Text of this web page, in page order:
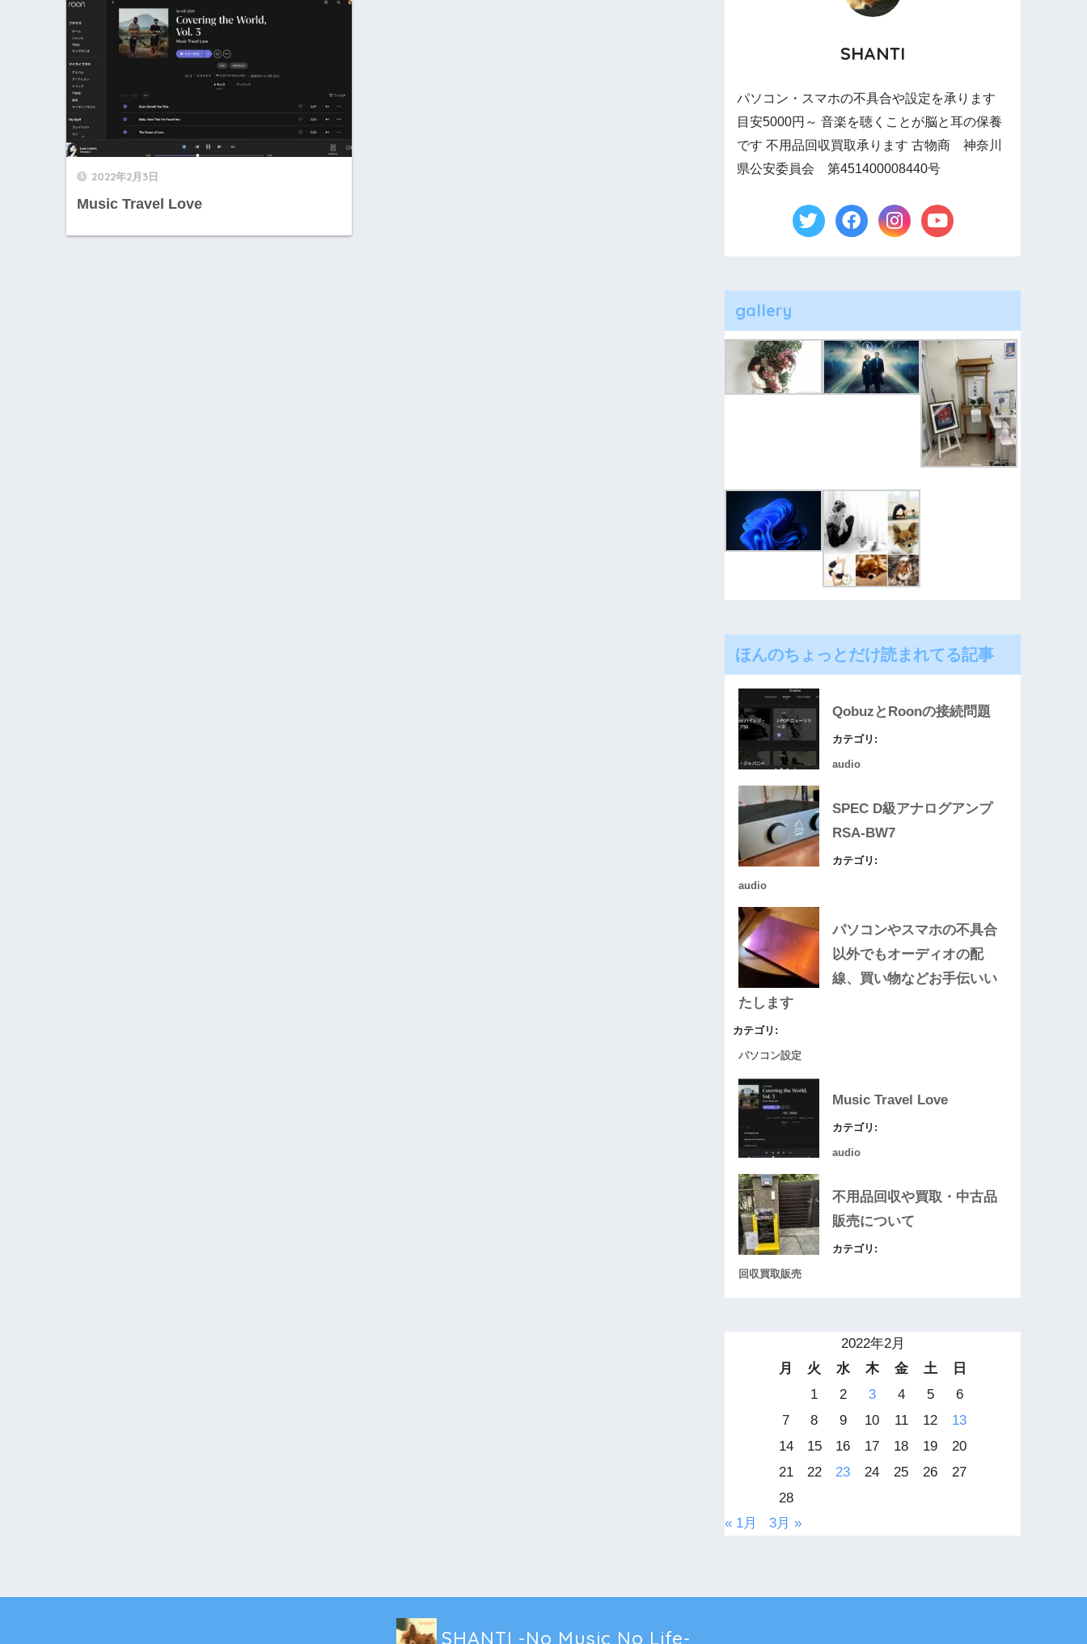
2022年2月3日
Music Travel Love
SHANTI
パソコン・スマホの不具合や設定を承ります
目安5000円～ 音楽を聴くことが脳と耳の保養
です 不用品回収買取承ります 古物商 神奈川
県公安委員会 第451400008440号
gallery
ほんのちょっとだけ読まれてる記事
QobuzとRoonの接続問題
カテゴリ:
audio
SPEC D級アナログアンプ
RSA-BW7
カテゴリ:
audio
パソコンやスマホの不具合
以外でもオーディオの配
線、買い物などお手伝いい
たします
カテゴリ:
パソコン設定
Music Travel Love
カテゴリ:
audio
不用品回収や買取・中古品
販売について
カテゴリ:
回収買取販売
2022年2月
月
火 水 木 金 土
日
1
2 3 4 5
6
7
8 9 10 11 12
13
14
15 16 17 18 19
20
21
22 23 24 25 26
27
28
« 1月
3月 »
SHANTI -No Music No Life-